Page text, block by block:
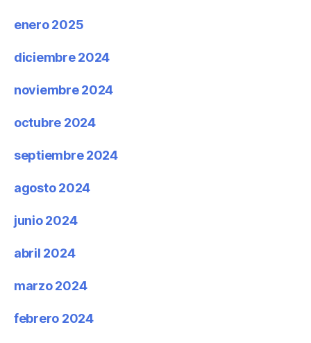
enero 2025
diciembre 2024
noviembre 2024
octubre 2024
septiembre 2024
agosto 2024
junio 2024
abril 2024
marzo 2024
febrero 2024